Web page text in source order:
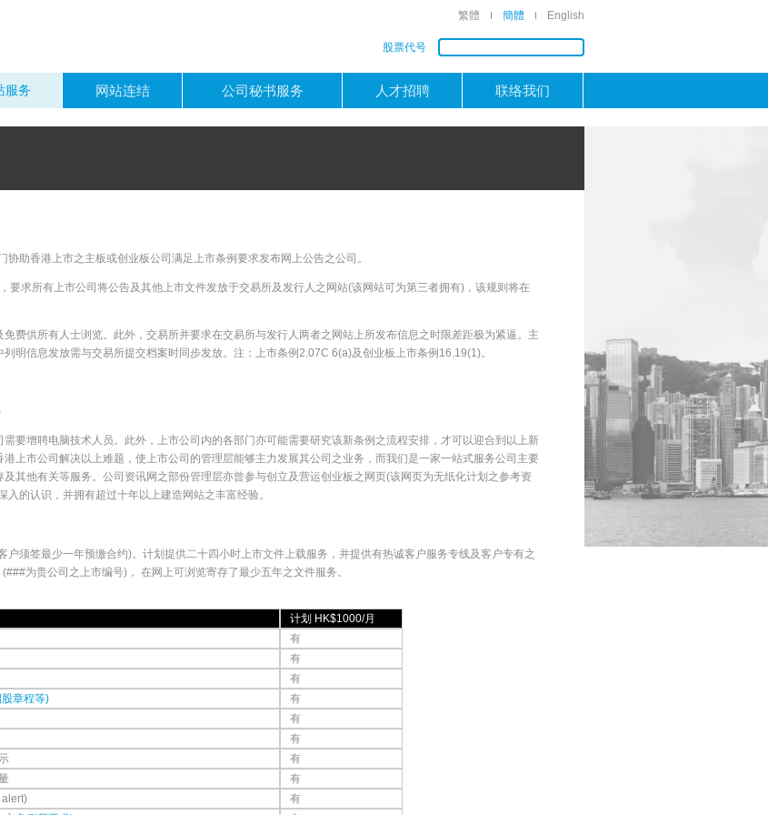
繁體 簡體 English
股票代号
服务 网站连结 公司秘书服务 人才招聘 联络我们
协助香港上市之主板或创业板公司满足上市条例要求发布网上公告之公司。
要求所有上市公司将公告及其他上市文件发放于交易所及发行人之网站(该网站可为第三者拥有)，该规则将在
费供所有人士浏览。此外，交易所并要求在交易所与发行人两者之网站上所发布信息之时限差距极为紧逼。主
明信息发放需与交易所提交档案时同步发放。注：上市条例2.07C 6(a)及创业板上市条例16.19(1)。
要增聘电脑技术人员。此外，上市公司内的各部门亦可能需要研究该新条例之流程安排，才可以迎合到以上新
上市公司解决以上难题，使上市公司的管理层能够主力发展其公司之业务，而我们是一家一站式服务公司主要
其他有关等服务。公司资讯网之部份管理层亦曾参与创立及营运创业板之网页(该网页为无纸化计划之参考资
的认识，并拥有超过十年以上建造网站之丰富经验。
户须签最少一年预缴合约)。计划提供二十四小时上市文件上载服务，并提供有热诚客户服务专线及客户专有之
为贵公司之上市编号)， 在网上可浏览寄存了最少五年之文件服务。
计划 HK$1000/月
有
有
有
章程等)
有
有
有
有
有
alert)
有